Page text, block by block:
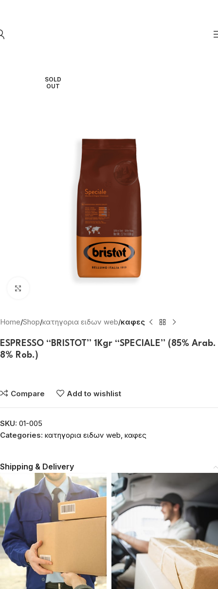
SOLD
OUT
Home Shop κατηγορια ειδων web καφες
ESPRESSO “BRISTOT” 1Kgr “SPECIALE” (85% Arab.
8% Rob.)
Compare Add to wishlist
SKU: 01-005
Categories: κατηγορια ειδων web, καφες
Shipping & Delivery